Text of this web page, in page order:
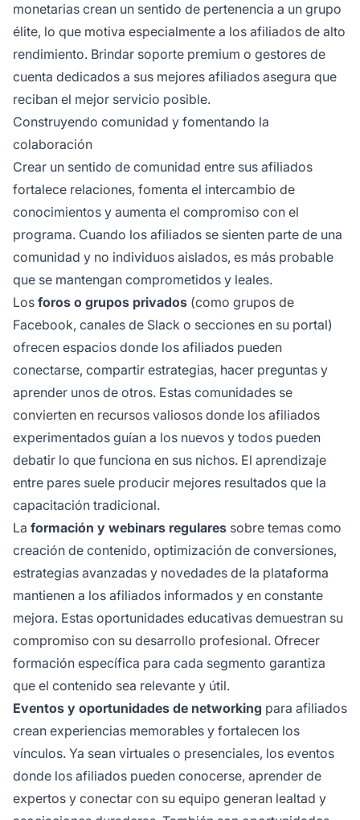
monetarias crean un sentido de pertenencia a un grupo
élite, lo que motiva especialmente a los afiliados de alto
rendimiento. Brindar soporte premium o gestores de
cuenta dedicados a sus mejores afiliados asegura que
reciban el mejor servicio posible.
Construyendo comunidad y fomentando la
colaboración
Crear un sentido de comunidad entre sus afiliados
fortalece relaciones, fomenta el intercambio de
conocimientos y aumenta el compromiso con el
programa. Cuando los afiliados se sienten parte de una
comunidad y no individuos aislados, es más probable
que se mantengan comprometidos y leales.
Los foros o grupos privados (como grupos de
Facebook, canales de Slack o secciones en su portal)
ofrecen espacios donde los afiliados pueden
conectarse, compartir estrategias, hacer preguntas y
aprender unos de otros. Estas comunidades se
convierten en recursos valiosos donde los afiliados
experimentados guían a los nuevos y todos pueden
debatir lo que funciona en sus nichos. El aprendizaje
entre pares suele producir mejores resultados que la
capacitación tradicional.
La formación y webinars regulares sobre temas como
creación de contenido, optimización de conversiones,
estrategias avanzadas y novedades de la plataforma
mantienen a los afiliados informados y en constante
mejora. Estas oportunidades educativas demuestran su
compromiso con su desarrollo profesional. Ofrecer
formación específica para cada segmento garantiza
que el contenido sea relevante y útil.
Eventos y oportunidades de networking para afiliados
crean experiencias memorables y fortalecen los
vínculos. Ya sean virtuales o presenciales, los eventos
donde los afiliados pueden conocerse, aprender de
expertos y conectar con su equipo generan lealtad y